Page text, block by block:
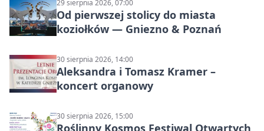
29 sierpnia 2026, 07:00
Od pierwszej stolicy do miasta
koziołków — Gniezno & Poznań
30 sierpnia 2026, 14:00
Aleksandra i Tomasz Kramer –
koncert organowy
30 sierpnia 2026, 15:00
Roślinny Kosmos Festiwal Otwartych